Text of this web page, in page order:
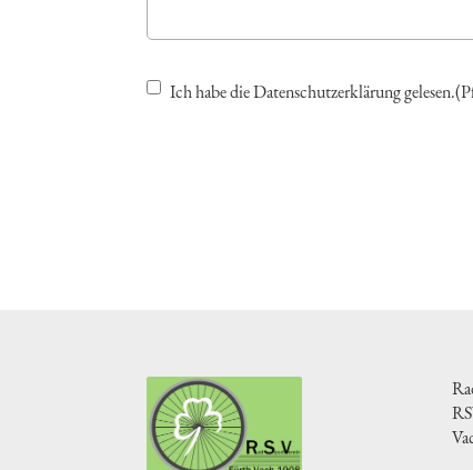
Ich habe die Datenschutzerklärung